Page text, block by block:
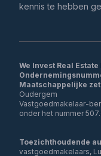
kennis te hebben
We Invest Real Estate
Maatschappelijke
Oudergem
Vastgoedmakelaar-
onder het nummer
Toezichthoudende
vastgoedmakelaars,